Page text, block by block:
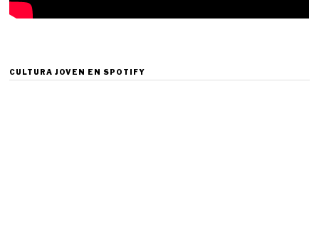
CULTURA JOVEN EN SPOTIFY